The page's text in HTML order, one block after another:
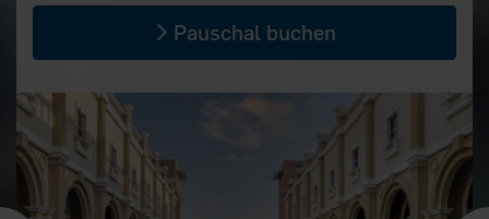
Pauschal buchen